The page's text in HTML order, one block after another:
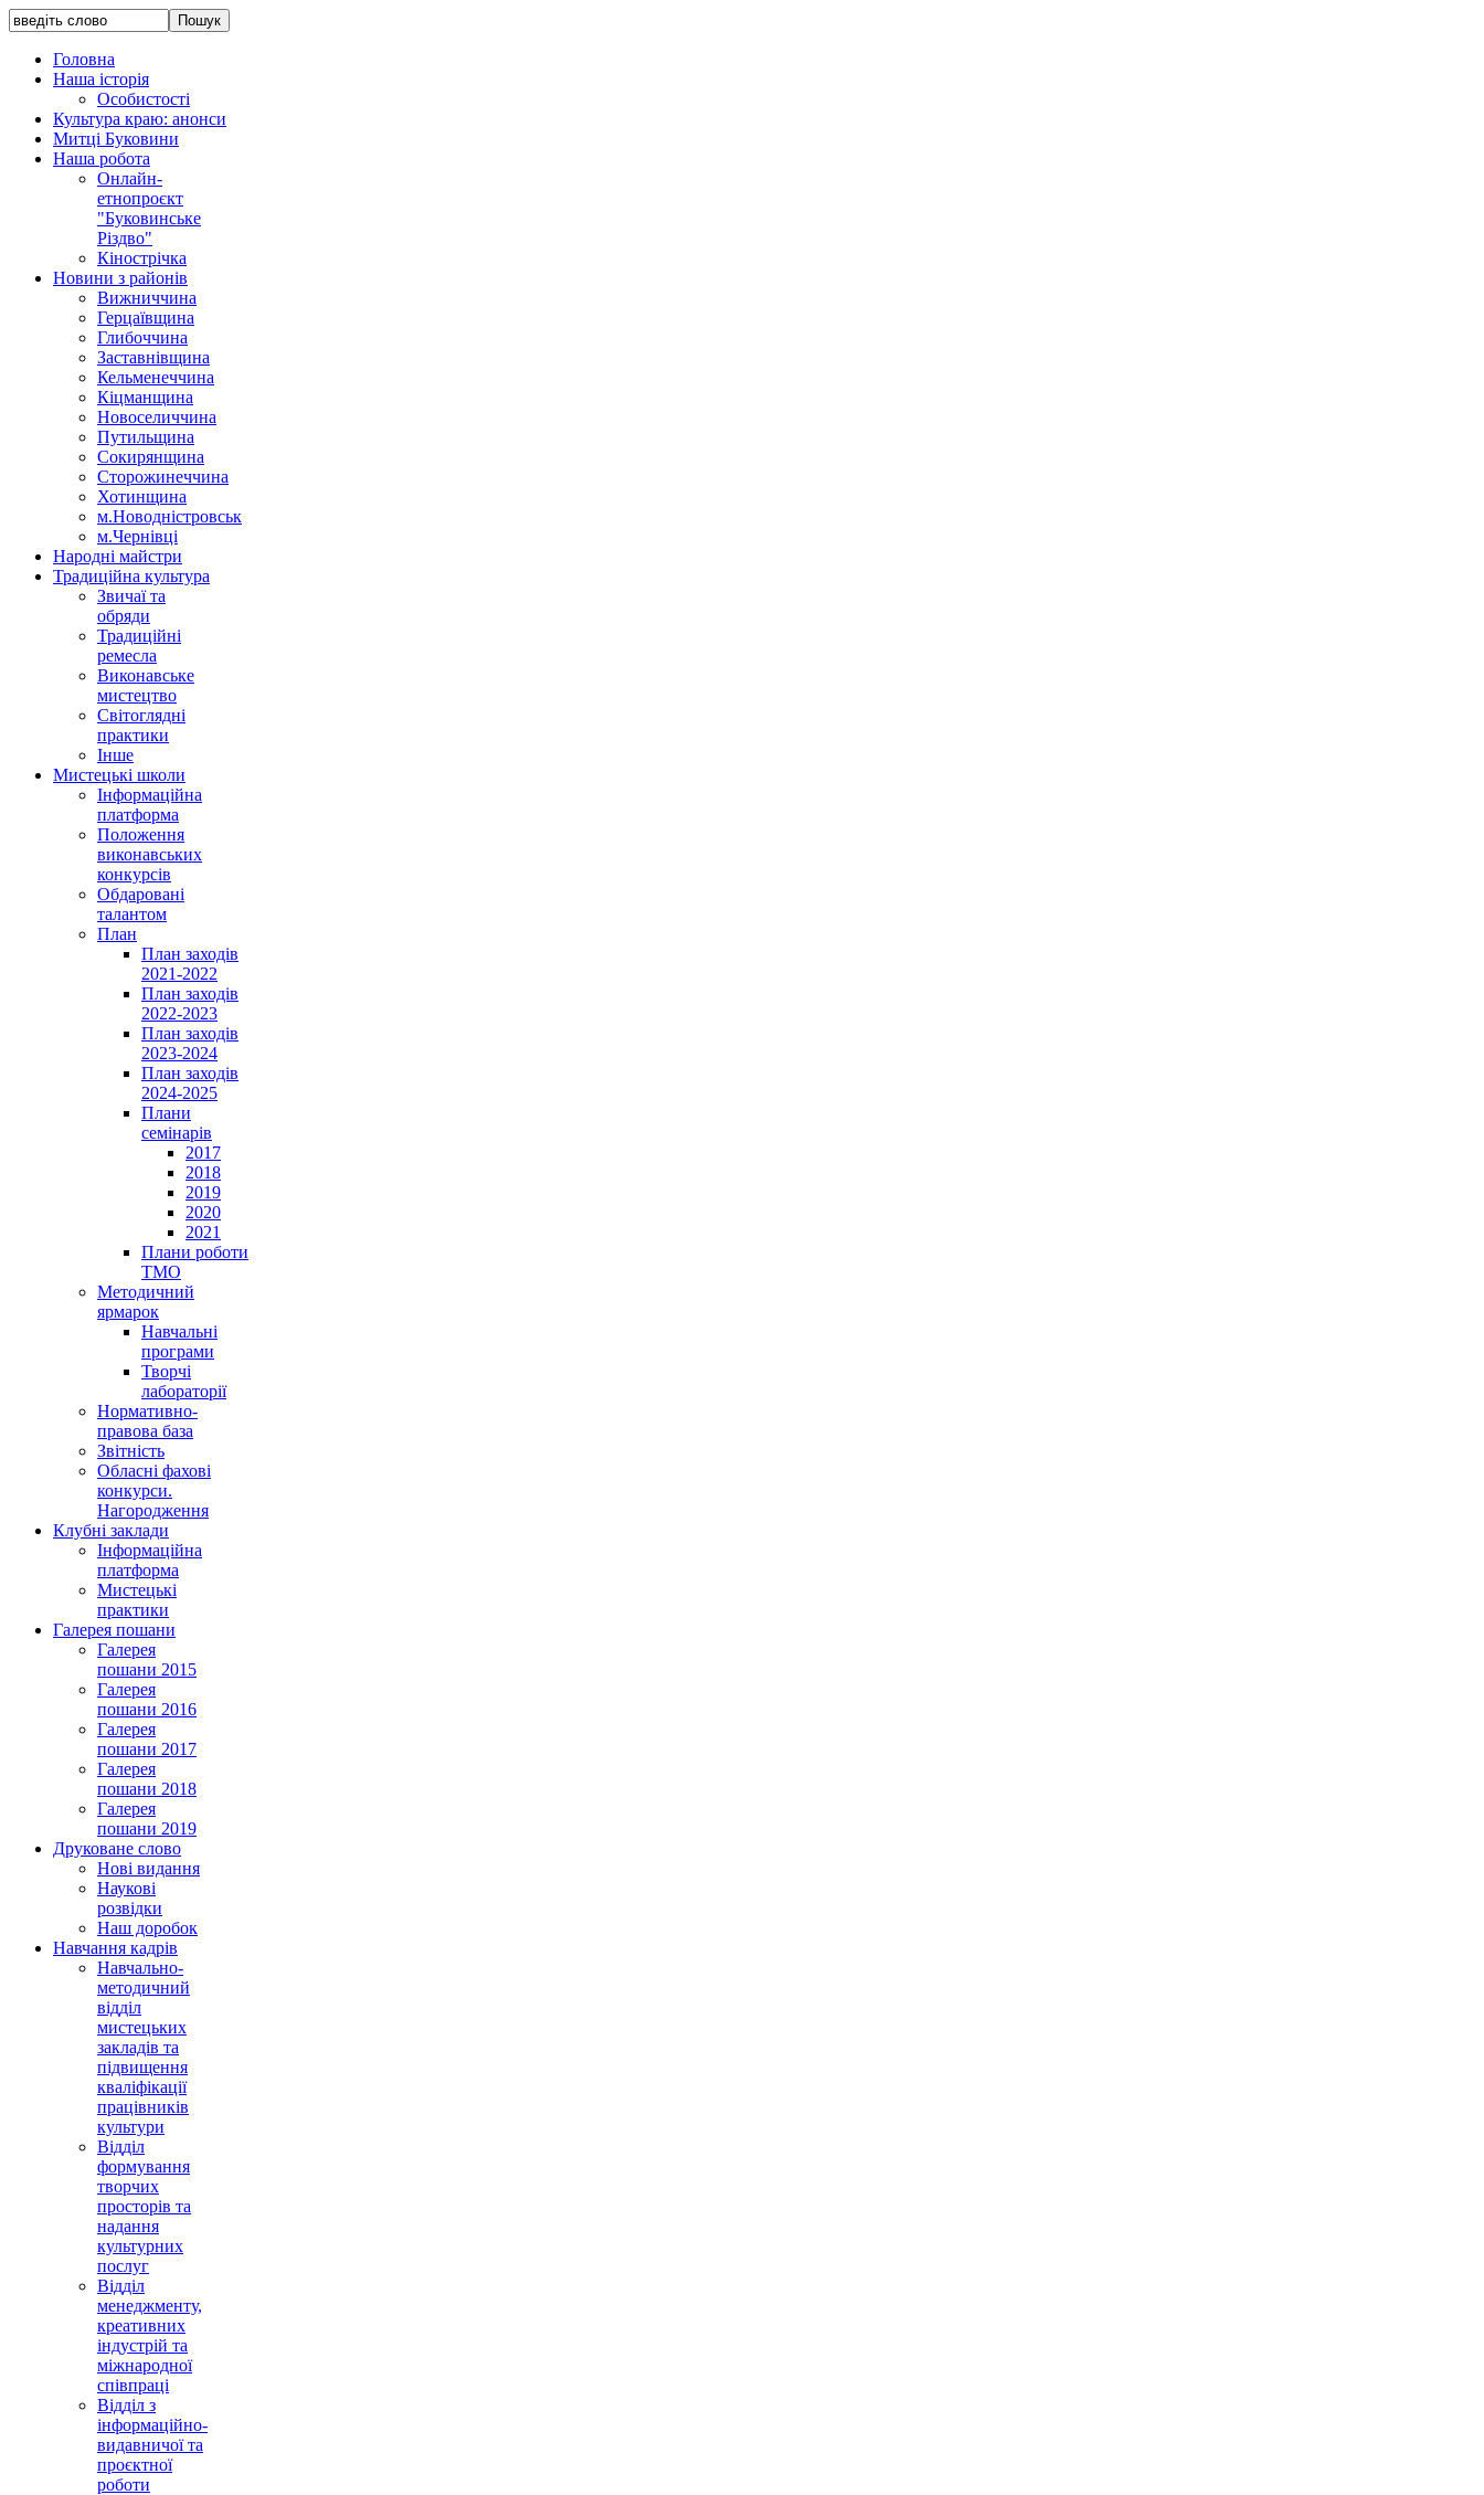
Головна
Наша історія
Особистості
Культура краю: анонси
Митці Буковини
Наша робота
Онлайн-
етнопроєкт
"Буковинське
Різдво"
Кінострічка
Новини з районів
Вижниччина
Герцаївщина
Глибоччина
Заставнівщина
Кельменеччина
Кіцманщина
Новоселиччина
Путильщина
Сокирянщина
Сторожинеччина
Хотинщина
м.Новодністровськ
м.Чернівці
Народні майстри
Традиційна культура
Звичаї та
обряди
Традиційні
ремесла
Виконавське
мистецтво
Світоглядні
практики
Інше
Мистецькі школи
Інформаційна
платформа
Положення
виконавських
конкурсів
Обдаровані
талантом
План
План заходів
2021-2022
План заходів
2022-2023
План заходів
2023-2024
План заходів
2024-2025
Плани
семінарів
2017
2018
2019
2020
2021
Плани роботи
ТМО
Методичний
ярмарок
Навчальні
програми
Творчі
лабораторії
Нормативно-
правова база
Звітність
Обласні фахові
конкурси.
Нагородження
Клубні заклади
Інформаційна
платформа
Мистецькі
практики
Галерея пошани
Галерея
пошани 2015
Галерея
пошани 2016
Галерея
пошани 2017
Галерея
пошани 2018
Галерея
пошани 2019
Друковане слово
Нові видання
Наукові
розвідки
Наш доробок
Навчання кадрів
Навчально-
методичний
відділ
мистецьких
закладів та
підвищення
кваліфікації
працівників
культури
Відділ
формування
творчих
просторів та
надання
культурних
послуг
Відділ
менеджменту,
креативних
індустрій та
міжнародної
співпраці
Відділ з
інформаційно-
видавничої та
проєктної
роботи